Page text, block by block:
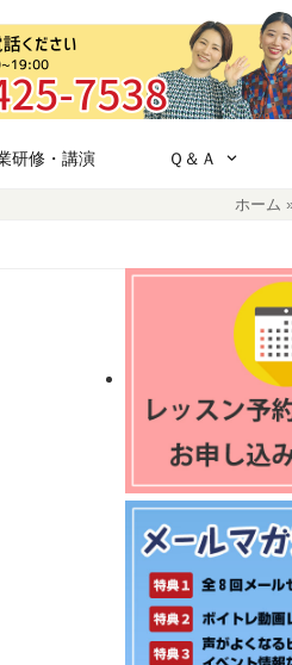
研修・講演 Ｑ＆Ａ
ホーム